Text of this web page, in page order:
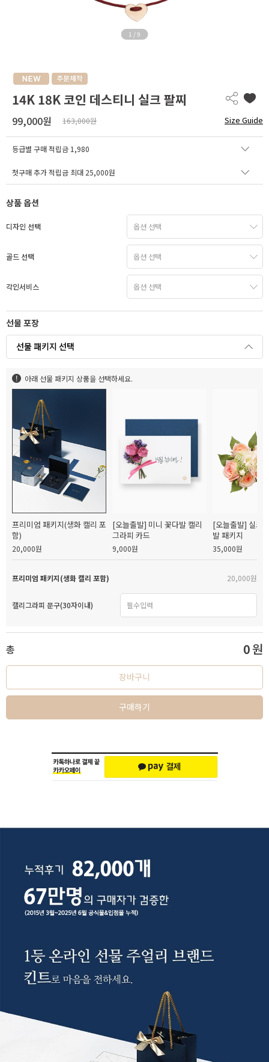
1 /9
14K 18K 코인 데스티니 실크 팔찌
99,000원 163,000원 Size Guide
등급별 구매 적립금 1,980
첫구매 추가 적립금 최대 25,000원
상품 옵션
디자인 선택
골드 선택
각인서비스
선물 포장
선물 패키지 선택
아래 선물 패키지 상품을 선택하세요.
프리미엄 패키지(생화 캘리 포
함)
20,000원
[오늘출발] 미니 꽃다발 캘리
그라피 카드
9,000원
[오늘출발] 실크
발 패키지
35,000원
프리미엄 패키지(생화 캘리 포함) 20,000원
캘리그라피 문구(30자이내)
총 0원
장바구니
구매하기